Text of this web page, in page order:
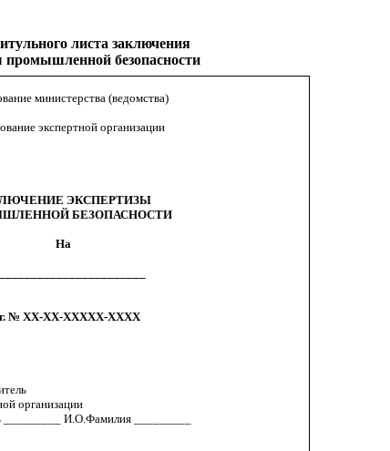
листа заключения
промышленной безопасности
министерства (ведомства)
экспертной организации
ЭКСПЕРТИЗЫ
БЕЗОПАСНОСТИ
На
№ ХХ-ХХ-ХХХХХ-ХХХХ
организации
_________ И.О.Фамилия _________